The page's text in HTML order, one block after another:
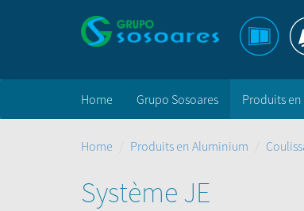
Home Grupo Sosoares Produits
Home Produits en Aluminium
Système JE